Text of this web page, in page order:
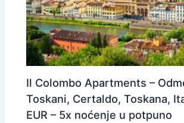
Il Colombo Apartments –
Toskani, Certaldo, Toskana,
EUR – 5x noćenje u potpuno